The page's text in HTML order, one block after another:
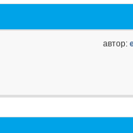
автор: